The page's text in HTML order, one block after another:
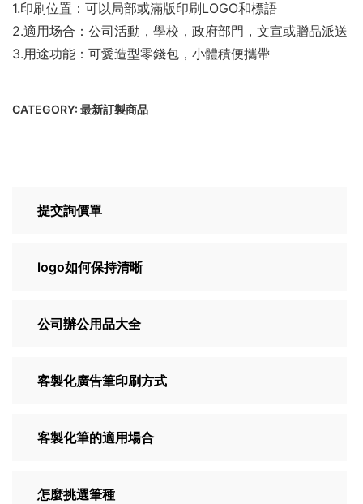
1.印刷位置：可以局部或滿版印刷LOGO和標語
2.適用场合：公司活動，學校，政府部門，文宣或贈品派送
3.用途功能：可愛造型零錢包，小體積便攜帶
CATEGORY: 最新訂製商品
提交詢價單
logo如何保持清晰
公司辦公用品大全
客製化廣告筆印刷方式
客製化筆的適用場合
怎麼挑選筆種